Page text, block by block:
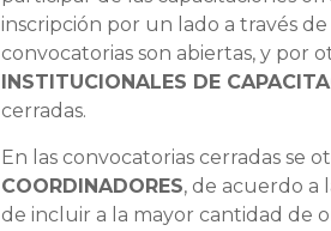
inscripción por un lado a través
convocatorias son abiertas, y por
INSTITUCIONALES DE
cerradas.
En las convocatorias cerradas se
COORDINADORES, de acuerdo a
de incluir a la mayor cantidad de